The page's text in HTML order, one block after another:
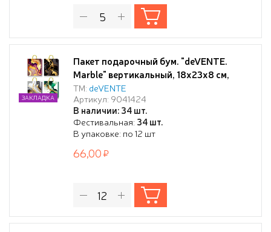
Пакет подарочный бум. "deVENTE.
Marble" вертикальный, 18x23x8 см,
тиснение фольгой, бумага 210 г/м²,
ассорти 4 дизайна
ТМ: deVENTE
Артикул: 9041424
В наличии: 34 шт.
Фестивальная: 34 шт.
В упаковке: по 12 шт
ЗАКЛАДКА
66,00